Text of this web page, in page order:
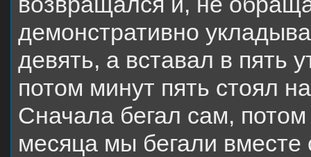
демонстративно
девять, а вставал в пять
потом минут пять стоял
Сначала бегал сам,
месяца мы бегали вместе